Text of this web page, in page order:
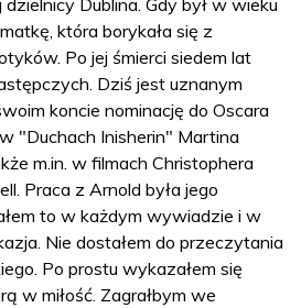
która borykała się z
Po jej śmierci siedem lat
Dziś jest uznanym
koncie nominację do Oscara
"Duchach Inisherin" Martina
m.in. w filmach Christophera
Praca z Arnold była jego
to w każdym wywiadzie i w
Nie dostałem do przeczytania
Po prostu wykazałem się
w miłość. Zagrałbym we